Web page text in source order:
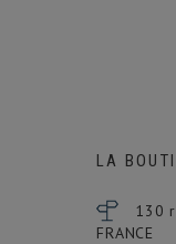
LA
130
FRANCE